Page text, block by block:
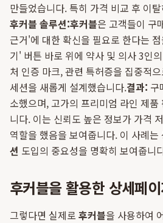
만들었습니다. 특히 가격 비교 후 이
후커블 솔루션:후커블은 고객들이 구
근거'에 대한 확신을 필요로 한다는
기' 버튼 바로 위에 약사 및 의사 3인
처 인증 마크, 관련 특허증을 집중적
세션을 새롭게 설계했습니다.결과: 구
소했으며, 고가의 프리미엄 라인 제
니다. 이는 신뢰도 높은 정보가 가격
역할을 했음을 보여줍니다. 이 사례는
션 도입의 중요성을 명확히 보여줍니
후커블을 활용한 상세페
그렇다면 실제로 후커블을 사용하여